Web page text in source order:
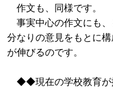
作文も、同様です。
事実中心の作文にも
分なりの意見をもとに
が伸びるのです。
◆◆現在の学校教育が